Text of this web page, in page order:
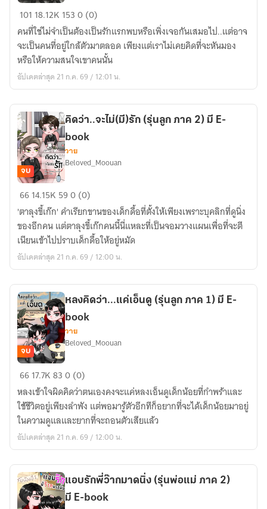
รัก
มา
ไม่ทัน
ตั้ง
ตัว
(รุ่น
มี
E-
book
101 18.12K 1530 (0)
คนที่ใช่ไม่จำเป็นต้องเป็นรักแรกพบหรือเพิ่งเจอกันเสมอไป..แต่อาจ
จะเป็นคนที่อยู่ใกล้ตัวมาตลอด เพียงแต่เราไม่เคยคิดที่จะหันมอง
หรือให้ความสนใจเขาคนนั้น
อัปเดตล่าสุด 21 ก.ค. 69 / 12:01 น.
คิด
ว่า..จะ
ไม่(มี)รัก
(รุ่น
ลูก
ภาค
มี
E-
book
จบ
คิดว่า..จะไม่(มี)รัก (รุ่นลูก ภาค 2) มี E-
book
วาย
Beloved_Moouan
6614.15K 590 (0)
'ตาลุงขี้เก๊ก' คําเรียกขานของเด็กดื้อที่ตั้งให้เพียงเพราะบุคลิกที่ดูนิ่ง
ของอีกคน แต่ตาลุงขี้เก๊กคนนี้นี่แหละที่เป็นจอมวางแผนเพื่อที่จะตี
เนียนเข้าไปปราบเด็กดื้อให้อยู่หมัด
อัปเดตล่าสุด 21 ก.ค. 69 / 12:00 น.
หลง
ว่า...แค่
เอ็นดู
(รุ่น
ลูก
1)
มี
E-
จบ
หลงคิดว่า...แค่เอ็นดู (รุ่นลูก ภาค 1) มี E-
book
วาย
Beloved_Moouan
6617.7K830 (0)
หลงเข้าใจผิดคิดว่าตนเองคงจะแค่หลงเอ็นดูเด็กน้อยที่กําพร้าและ
ใช้ชีวิตอยู่เพียงลําพัง แต่พอมารู้ตัวอีกทีก็อยากที่จะได้เด็กน้อยมาอยู่
ในความดูแลและยากที่จะถอนตัวเสียแล้ว
อัปเดตล่าสุด 21 ก.ค. 69 / 12:00 น.
แอบรักพี่ว๊ากมาดนิ่ง (รุ่นพ่อแม่ ภาค 2)
มี E-book